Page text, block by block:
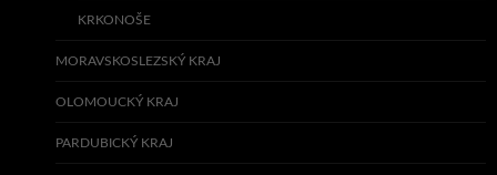
KRKONOŠE
MORAVSKOSLEZSKÝ KRAJ
OLOMOUCKÝ KRAJ
PARDUBICKÝ KRAJ